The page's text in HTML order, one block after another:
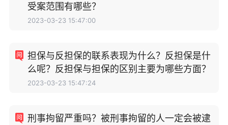
受案范围有哪些？
2023-03-23 15:47:00
担保与反担保的联系表现为什么？反担保是什
么呢？反担保与担保的区别主要为哪些方面？
2023-03-23 15:47:24
刑事拘留严重吗？被刑事拘留的人一定会被逮